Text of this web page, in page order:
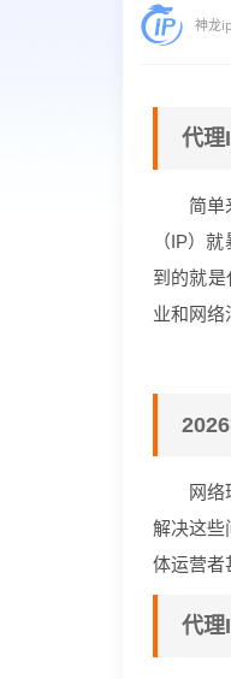
神龙ip
代理
简单
（IP）
到的就
业和网络
网
解决这些
体运营者
代理